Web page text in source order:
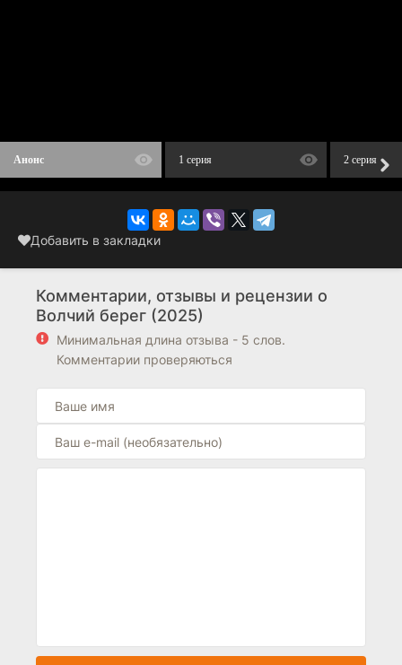
Анонс 1 серия 2 серия
Добавить в закладки
Комментарии, отзывы и рецензии о
Волчий берег (2025)
Минимальная длина отзыва - 5 слов.
Комментарии проверяються